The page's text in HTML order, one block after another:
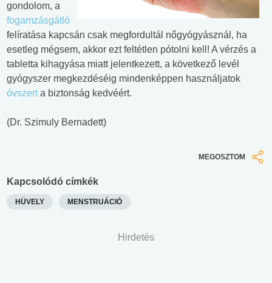
gondolom, a
fogamzásgátló
felíratása kapcsán csak megfordultál nőgyógyásznál, ha
esetleg mégsem, akkor ezt feltétlen pótolni kell! A vérzés a
tabletta kihagyása miatt jelentkezett, a következő levél
gyógyszer megkezdéséig mindenképpen használjatok
óvszerta biztonság kedvéért.
(Dr. Szimuly Bernadett)
MEGOSZTOM
Kapcsolódó címkék
HÜVELY MENSTRUÁCIÓ
Hirdetés